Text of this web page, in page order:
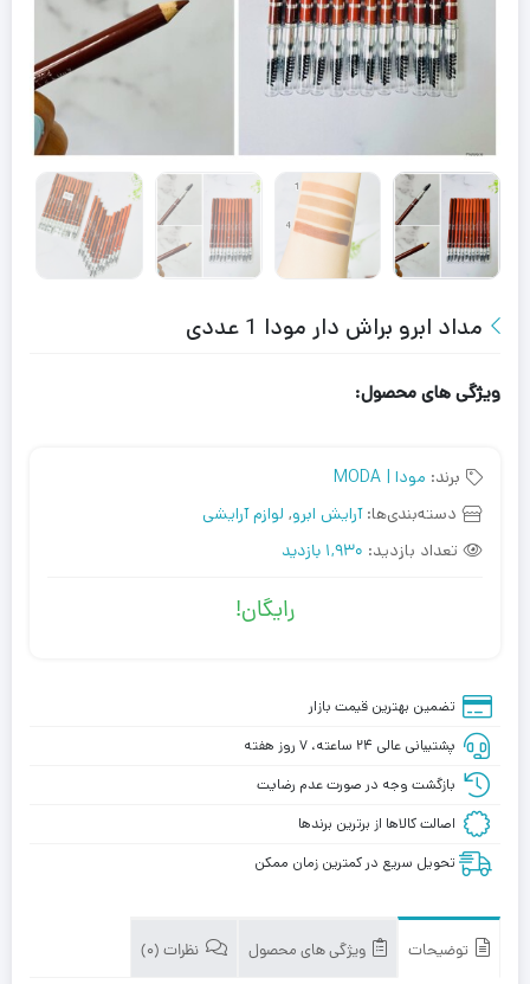
مداد ابرو براش دار مودا 1 عددی
ویژگی های محصول:
برند: مودا | MODA
دسته‌بندی‌ها:آرایش ابرو, لوازم آرایشی
تعداد بازدید: 1,930 بازدید
رایگان!
تضمین بهترین قیمت بازار
پشتیبانی عالی ۲۴ ساعته، ۷ روز هفته
بازگشت وجه در صورت عدم رضایت
اصالت کالاها از برترین برندها
تحویل سریع در کمترین زمان ممکن
توضیحات ویژگی های محصول نظرات (0)